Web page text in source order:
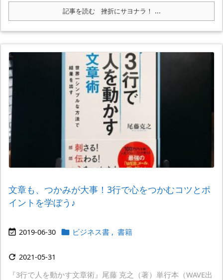
記事を読む 挫折にサヨナラ！ ...
文章も、つかみが大事！3行で心をつかむコツとポ
イントを学ぼう♪
 2019-06-30  ビジネス書 , 書籍
 2021-05-31
『3行で人を動かす文章術』尾藤 克之（著）単行本（WAVE出